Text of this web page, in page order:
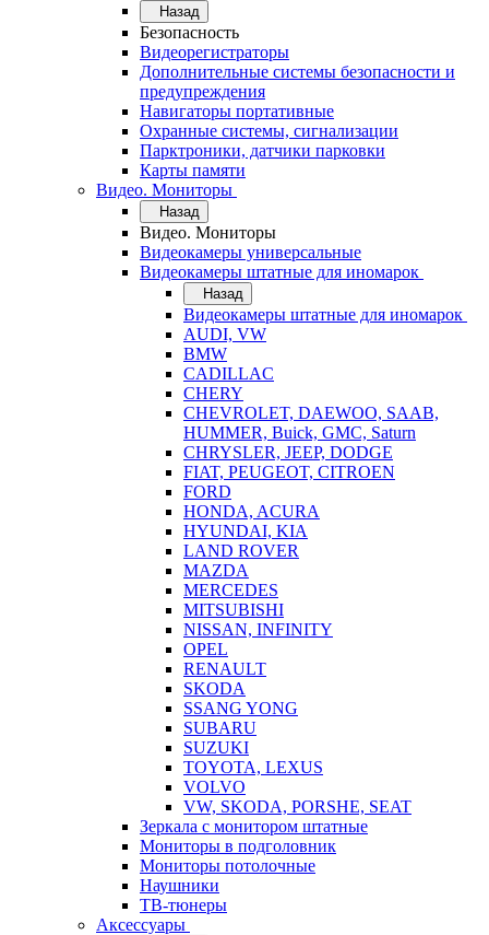
Назад
Безопасность
Видеорегистраторы
Дополнительные системы безопасности и
предупреждения
Навигаторы портативные
Охранные системы, сигнализации
Парктроники, датчики парковки
Карты памяти
Видео. Мониторы
Назад
Видео. Мониторы
Видеокамеры универсальные
Видеокамеры штатные для иномарок
Назад
Видеокамеры штатные для иномарок
AUDI, VW
BMW
CADILLAC
CHERY
CHEVROLET, DAEWOO, SAAB,
HUMMER, Buick, GMC, Saturn
CHRYSLER, JEEP, DODGE
FIAT, PEUGEOT, CITROEN
FORD
HONDA, ACURA
HYUNDAI, KIA
LAND ROVER
MAZDA
MERCEDES
MITSUBISHI
NISSAN, INFINITY
OPEL
RENAULT
SKODA
SSANG YONG
SUBARU
SUZUKI
TOYOTA, LEXUS
VOLVO
VW, SKODA, PORSHE, SEAT
Зеркала с монитором штатные
Мониторы в подголовник
Мониторы потолочные
Наушники
ТВ-тюнеры
Аксессуары